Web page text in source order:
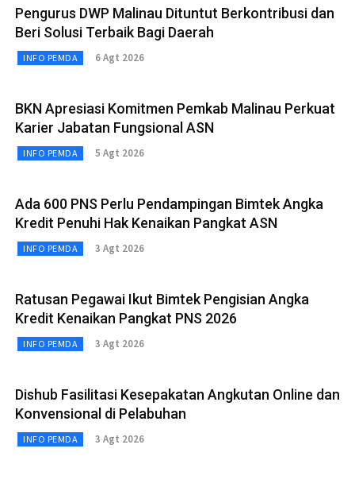
Pengurus DWP Malinau Dituntut Berkontribusi dan
Beri Solusi Terbaik Bagi Daerah
INFO PEMDA 6 Agt 2026
BKN Apresiasi Komitmen Pemkab Malinau Perkuat
Karier Jabatan Fungsional ASN
INFO PEMDA 5 Agt 2026
Ada 600 PNS Perlu Pendampingan Bimtek Angka
Kredit Penuhi Hak Kenaikan Pangkat ASN
INFO PEMDA 3 Agt 2026
Ratusan Pegawai Ikut Bimtek Pengisian Angka
Kredit Kenaikan Pangkat PNS 2026
INFO PEMDA 3 Agt 2026
Dishub Fasilitasi Kesepakatan Angkutan Online dan
Konvensional di Pelabuhan
INFO PEMDA 3 Agt 2026